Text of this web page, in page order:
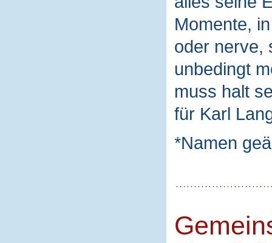
Momente,
oder nerve,
unbedingt
muss halt
für Karl
*Namen